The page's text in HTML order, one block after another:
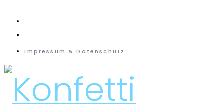
Impressum & Datenschutz